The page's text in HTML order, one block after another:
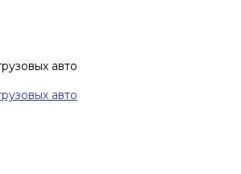
авто
авто